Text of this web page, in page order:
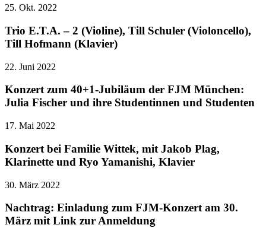
25. Okt. 2022
Trio E.T.A. – 2 (Violine), Till Schuler (Violoncello),
Till Hofmann (Klavier)
22. Juni 2022
Konzert zum 40+1-Jubiläum der FJM München:
Julia Fischer und ihre Studentinnen und Studenten
17. Mai 2022
Konzert bei Familie Wittek, mit Jakob Plag,
Klarinette und Ryo Yamanishi, Klavier
30. März 2022
Nachtrag: Einladung zum FJM-Konzert am 30.
März mit Link zur Anmeldung